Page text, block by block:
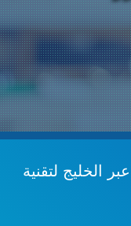
الخليج لتقنية